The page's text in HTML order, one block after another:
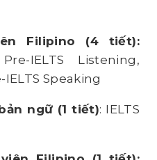
Filipino (4 tiết):
IELTS Listening,
Speaking
ngữ (1 tiết): IELTS